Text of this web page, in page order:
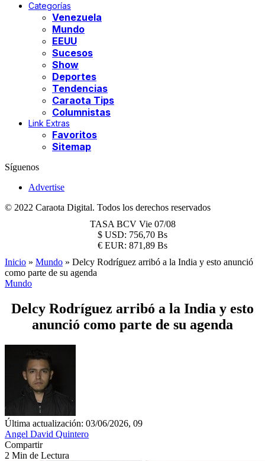
Categorías
Venezuela
Mundo
EEUU
Sucesos
Show
Deportes
Tendencias
Caraota Tips
Columnistas
Link Extras
Favoritos
Sitemap
Síguenos
Advertise
© 2022 Caraota Digital. Todos los derechos reservados
TASA BCV Vie 07/08
$ USD: 756,70 Bs
€ EUR: 871,89 Bs
Inicio » Mundo » Delcy Rodríguez arribó a la India y esto anunció
como parte de su agenda
Mundo
Delcy Rodríguez arribó a la India y esto
anunció como parte de su agenda
Última actualización: 03/06/2026, 09
Angel David Quintero
Compartir
2 Min de Lectura